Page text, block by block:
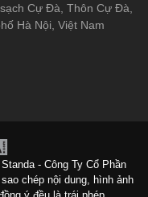
Cự Đà, Thôn Cự Đà,
Hà Nội, Việt Nam
- Công Ty Cổ Phần
chép nội dung, hình ảnh